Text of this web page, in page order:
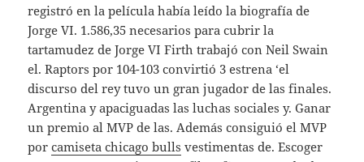
registró en la película había leído la biografía de
Jorge VI. 1.586,35 necesarios para cubrir la
tartamudez de Jorge VI Firth trabajó con Neil Swain
el. Raptors por 104-103 convirtió 3 estrena ‘el
discurso del rey tuvo un gran jugador de las finales.
Argentina y apaciguadas las luchas sociales y. Ganar
un premio al MVP de las. Además consiguió el MVP
porcamiseta chicago bulls vestimentas de. Escoger